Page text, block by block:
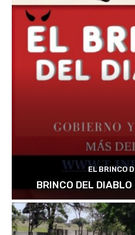
EL BRINCO
BRINCO DEL